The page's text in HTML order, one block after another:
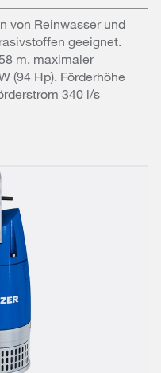
von Reinwasser und
geeignet.
m, maximaler
(94 Hp). Förderhöhe
340 l/s